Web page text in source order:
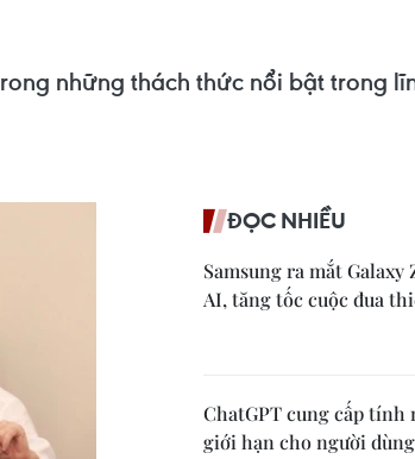
những thách thức nổi bật trong
ĐỌC NHIỀU
Samsung ra mắt Galaxy
AI, tăng tốc cuộc đua
ChatGPT cung cấp tính
giới hạn cho người